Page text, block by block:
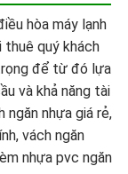
hòa máy lạnh
thuê quý khách
để từ đó lựa
và khả năng tài
ngăn nhựa giá rẻ,
vách ngăn
nhựa pvc ngăn